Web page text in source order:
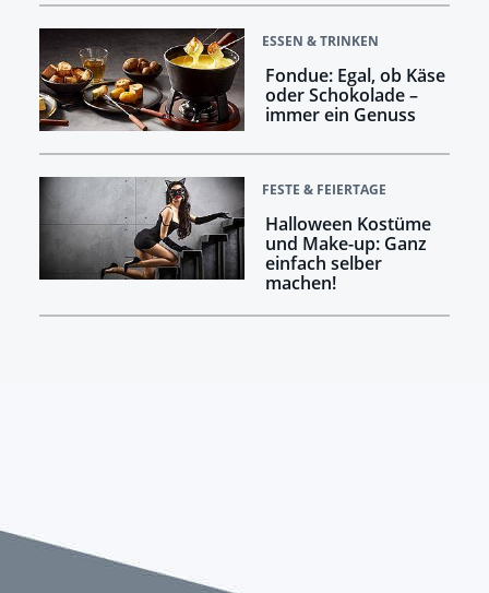
ESSEN & TRINKEN
Fondue: Egal, ob Käse
oder Schokolade –
immer ein Genuss
FESTE & FEIERTAGE
Halloween Kostüme
und Make-up: Ganz
einfach selber
machen!